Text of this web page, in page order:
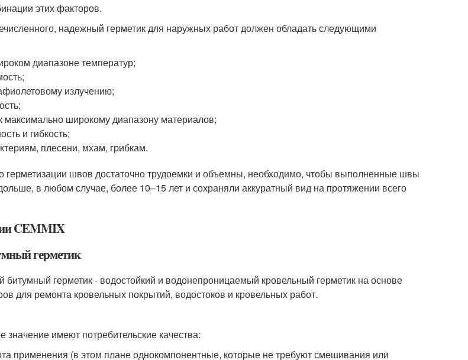
этих факторов.
надежный герметик для наружных работ должен обладать следующими
диапазоне температур;
излучению;
максимально широкому диапазону материалов;
и гибкость;
плесени, мхам, грибкам.
герметизации швов достаточно трудоемки и объемны, необходимо, чтобы выполненные швы
в любом случае, более 10–15 лет и сохраняли аккуратный вид на протяжении всего
CEMMIX
герметик
битумный герметик - водостойкий и водонепроницаемый кровельный герметик на основе
для ремонта кровельных покрытий, водостоков и кровельных работ.
имеют потребительские качества:
применения (в этом плане однокомпонентные, которые не требуют смешивания или